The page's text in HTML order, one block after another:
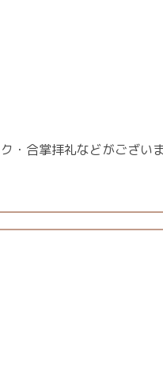
・合掌拝礼などがございま